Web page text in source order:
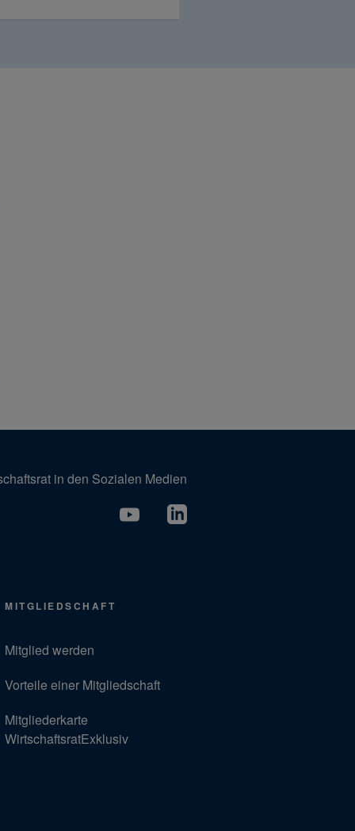
in den Sozialen Medien
MITGLIEDSCHAFT
Mitglied werden
Vorteile einer Mitgliedschaft
Mitgliederkarte
WirtschaftsratExklusiv